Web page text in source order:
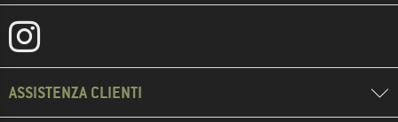
ASSISTENZA CLIENTI